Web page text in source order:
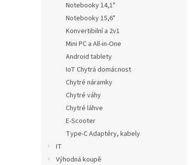
Notebooky 14,1"
Notebooky 15,6"
Konvertibilní a 2v1
Mini PC a All-in-One
Android tablety
IoT Chytrá domácnost
Chytré náramky
Chytré váhy
Chytré láhve
E-Scooter
Type-C Adaptéry, kabely
IT
Výhodná koupě